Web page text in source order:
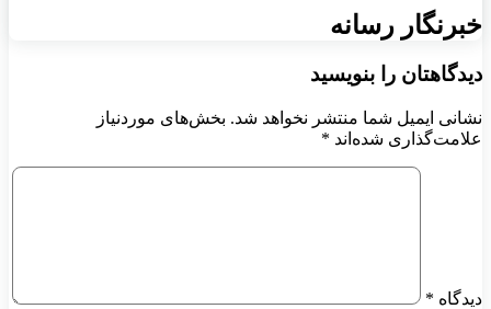
خبرنگار رسانه
دیدگاهتان را بنویسید
نشانی ایمیل شما منتشر نخواهد شد. بخش‌های موردنیاز
علامت‌گذاری شده‌اند *
دیدگاه *